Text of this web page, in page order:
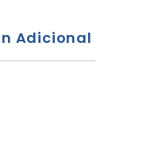
Adicional